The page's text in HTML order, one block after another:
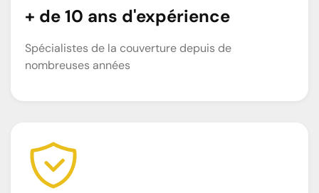
+ de 10 ans d'expérience
Spécialistes de la couverture depuis de
nombreuses années